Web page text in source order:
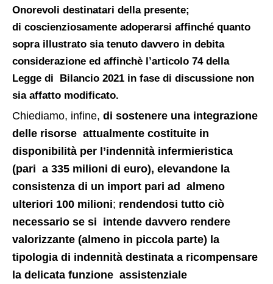
Onorevoli destinatari della presente;
di coscienziosamente adoperarsi affinché quanto
sopra illustrato sia tenuto davvero in debita
considerazione ed affinchè l’articolo 74 della
Legge di Bilancio 2021 in fase di discussione non
sia affatto modificato.
Chiediamo, infine, di sostenere una integrazione
delle risorse attualmente costituite in
disponibilità per l’indennità infermieristica
(pari a 335 milioni di euro), elevandone la
consistenza di un import pari ad almeno
ulteriori 100 milioni; rendendosi tutto ciò
necessario se si intende davvero rendere
valorizzante (almeno in piccola parte) la
tipologia di indennità destinata a ricompensare
la delicata funzione assistenziale